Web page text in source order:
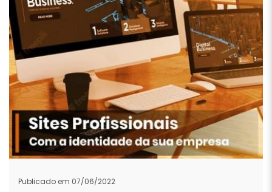
Publicado em 07/06/2022